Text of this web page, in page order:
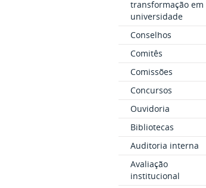
transformação em
universidade
Conselhos
Comitês
Comissões
Concursos
Ouvidoria
Bibliotecas
Auditoria interna
Avaliação
institucional